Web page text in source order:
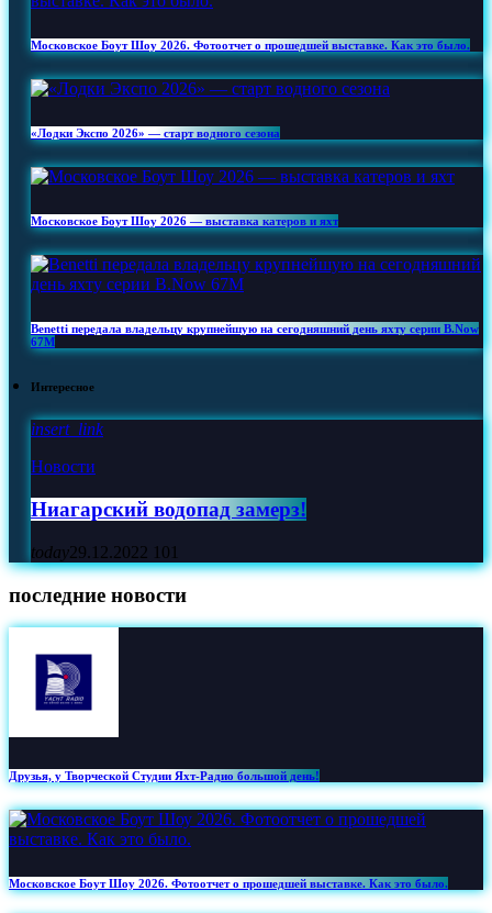
Московское Боут Шоу 2026. Фотоотчет о прошедшей выставке. Как это было.
«Лодки Экспо 2026» — старт водного сезона
Московское Боут Шоу 2026 — выставка катеров и яхт
Benetti передала владельцу крупнейшую на сегодняшний день яхту серии B.Now
67M
Интересное
insert_link
Новости
Ниагарский водопад замерз!
today29.12.2022 101
последние новости
Друзья, у Творческой Студии Яхт‑Радио большой день!
Московское Боут Шоу 2026. Фотоотчет о прошедшей выставке. Как это было.